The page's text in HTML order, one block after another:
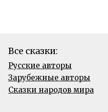
Все сказки:
Русские авторы
Зарубежные авторы
Сказки народов мира